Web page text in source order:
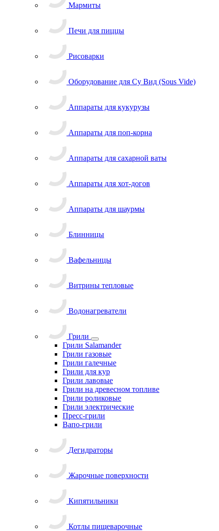
Мармиты
Печи для пиццы
Рисоварки
Оборудование для Су Вид (Sous Vide)
Аппараты для кукурузы
Аппараты для поп-корна
Аппараты для сахарной ваты
Аппараты для хот-догов
Аппараты для шаурмы
Блинницы
Вафельницы
Витрины тепловые
Водонагреватели
Грили
Грили Salamander
Грили газовые
Грили галечные
Грили для кур
Грили лавовые
Грили на древесном топливе
Грили роликовые
Грили электрические
Пресс-грили
Вапо-грили
Дегидраторы
Жарочные поверхности
Кипятильники
Котлы пищеварочные